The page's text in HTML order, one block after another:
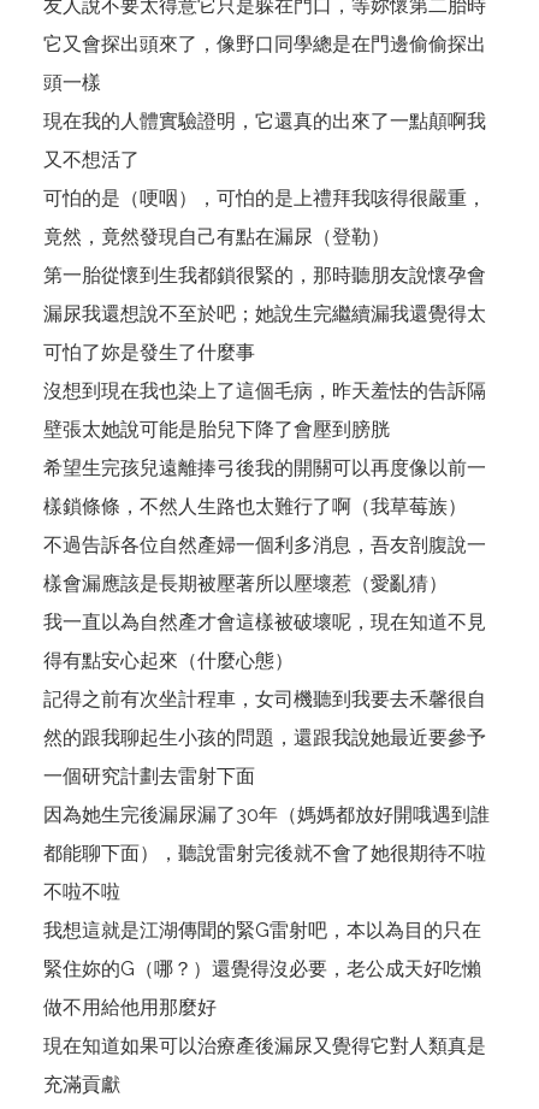
友人說不要太得意它只是躲在門口，等妳懷第二胎時
它又會探出頭來了，像野口同學總是在門邊偷偷探出
頭一樣
現在我的人體實驗證明，它還真的出來了一點顛啊我
又不想活了
可怕的是（哽咽），可怕的是上禮拜我咳得很嚴重，
竟然，竟然發現自己有點在漏尿（登勒）
第一胎從懷到生我都鎖很緊的，那時聽朋友說懷孕會
漏尿我還想說不至於吧；她說生完繼續漏我還覺得太
可怕了妳是發生了什麼事
沒想到現在我也染上了這個毛病，昨天羞怯的告訴隔
壁張太她說可能是胎兒下降了會壓到膀胱
希望生完孩兒遠離捧弓後我的開關可以再度像以前一
樣鎖條條，不然人生路也太難行了啊（我草莓族）
不過告訴各位自然產婦一個利多消息，吾友剖腹說一
樣會漏應該是長期被壓著所以壓壞惹（愛亂猜）
我一直以為自然產才會這樣被破壞呢，現在知道不見
得有點安心起來（什麼心態）
記得之前有次坐計程車，女司機聽到我要去禾馨很自
然的跟我聊起生小孩的問題，還跟我說她最近要參予
一個研究計劃去雷射下面
因為她生完後漏尿漏了30年（媽媽都放好開哦遇到誰
都能聊下面），聽說雷射完後就不會了她很期待不啦
不啦不啦
我想這就是江湖傳聞的緊G雷射吧，本以為目的只在
緊住妳的G（哪？）還覺得沒必要，老公成天好吃懶
做不用給他用那麼好
現在知道如果可以治療產後漏尿又覺得它對人類真是
充滿貢獻